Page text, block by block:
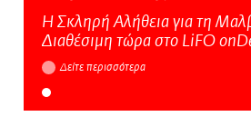
Η Σκληρή Αλήθεια για τη
Διαθέσιμη τώρα στo LiFO
Δείτε περισσότερα